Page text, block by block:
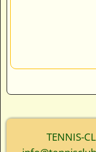
TENNIS-